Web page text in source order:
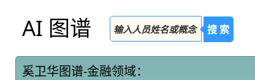
AI 图谱 搜 索
奚卫华图谱-金融领域：